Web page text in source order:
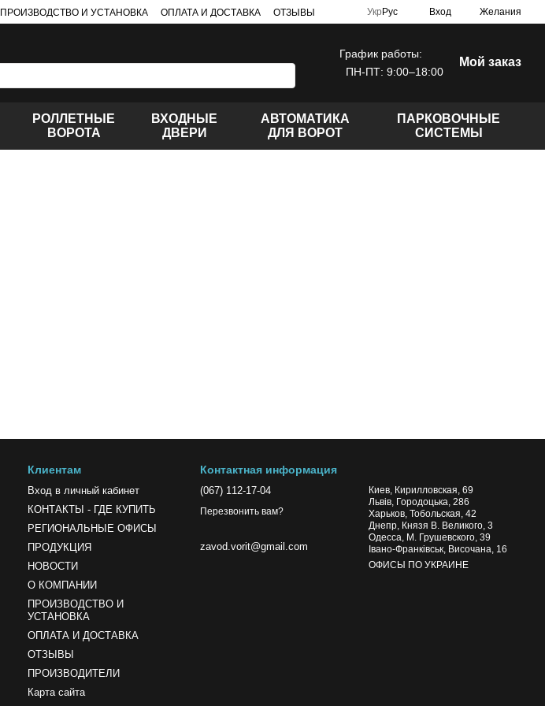
ПРОИЗВОДСТВО И УСТАНОВКА ОПЛАТА И ДОСТАВКА
ОТЗЫВЫ
Укр Рус Вход Желания
График работы:
ПН-ПТ: 9:00–18:00
Мой заказ
РОЛЛЕТНЫЕ
ВОРОТА
ВХОДНЫЕ
ДВЕРИ
АВТОМАТИКА
ДЛЯ ВОРОТ
ПАРКОВОЧНЫЕ
СИСТЕМЫ
Клиентам
Вход в личный кабинет
КОНТАКТЫ - ГДЕ КУПИТЬ
РЕГИОНАЛЬНЫЕ ОФИСЫ
ПРОДУКЦИЯ
НОВОСТИ
О КОМПАНИИ
ПРОИЗВОДСТВО И
УСТАНОВКА
ОПЛАТА И ДОСТАВКА
ОТЗЫВЫ
ПРОИЗВОДИТЕЛИ
Карта сайта
Контактная информация
(067) 112-17-04
Перезвонить вам?
zavod.vorit@gmail.com
Киев, Кирилловская, 69
Львів, Городоцька, 286
Харьков, Тобольская, 42
Днепр, Князя В. Великого, 3
Одесса, М. Грушевского, 39
Івано-Франківськ, Височана, 16
ОФИСЫ ПО УКРАИНЕ